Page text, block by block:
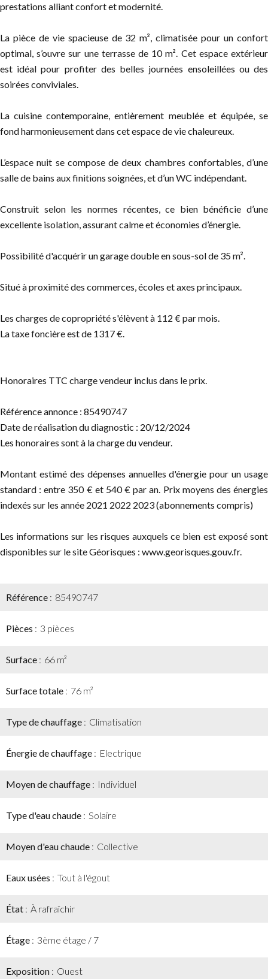
prestations alliant confort et modernité.
La pièce de vie spacieuse de 32 m², climatisée pour un confort
optimal, s’ouvre sur une terrasse de 10 m². Cet espace extérieur
est idéal pour profiter des belles journées ensoleillées ou des
soirées conviviales.
La cuisine contemporaine, entièrement meublée et équipée, se
fond harmonieusement dans cet espace de vie chaleureux.
L’espace nuit se compose de deux chambres confortables, d’une
salle de bains aux finitions soignées, et d’un WC indépendant.
Construit selon les normes récentes, ce bien bénéficie d’une
excellente isolation, assurant calme et économies d’énergie.
Possibilité d'acquérir un garage double en sous-sol de 35 m².
Situé à proximité des commerces, écoles et axes principaux.
Les charges de copropriété s'élèvent à 112 € par mois.
La taxe foncière est de 1317 €.
Honoraires TTC charge vendeur inclus dans le prix.
Référence annonce : 85490747
Date de réalisation du diagnostic : 20/12/2024
Les honoraires sont à la charge du vendeur.
Montant estimé des dépenses annuelles d'énergie pour un usage
standard : entre 350 € et 540 € par an. Prix moyens des énergies
indexés sur les année 2021 2022 2023 (abonnements compris)
Les informations sur les risques auxquels ce bien est exposé sont
disponibles sur le site Géorisques : www.georisques.gouv.fr.
Référence 85490747
Pièces 3 pièces
Surface 66 m²
Surface totale 76 m²
Type de chauffage Climatisation
Énergie de chauffage Electrique
Moyen de chauffage Individuel
Type d'eau chaude Solaire
Moyen d'eau chaude Collective
Eaux usées Tout à l'égout
État À rafraîchir
Étage 3ème étage / 7
Exposition Ouest